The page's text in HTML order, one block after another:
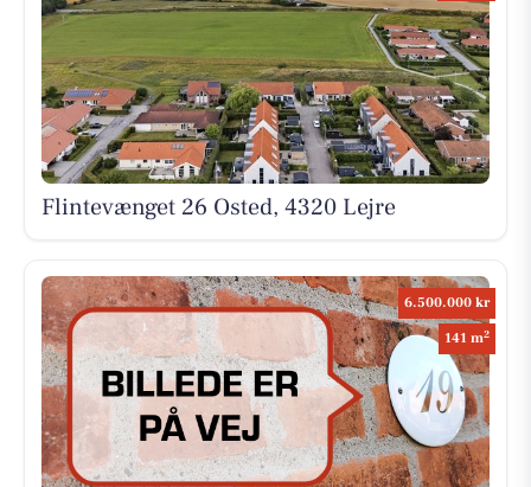
Flintevænget 26 Osted, 4320 Lejre
6.500.000 kr
141 m2